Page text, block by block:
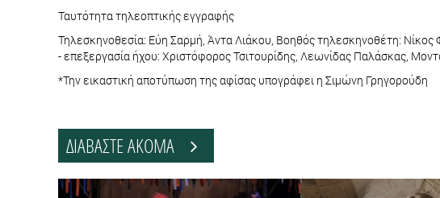
Ταυτότητα τηλεοπτικής εγγραφής
Τηλεσκηνοθεσία: Εύη Σαρμή, Άντα Λιάκου, Βοηθός τηλεσκηνοθέτη:
- επεξεργασία ήχου: Χριστόφορος Τσιτουρίδης, Λεωνίδας Παλάσκας,
*Την εικαστική αποτύπωση της αφίσας υπογράφει η Σιμώνη Γρηγορούδη
ΔΙΑΒΑΣΤΕ ΑΚΟΜΑ